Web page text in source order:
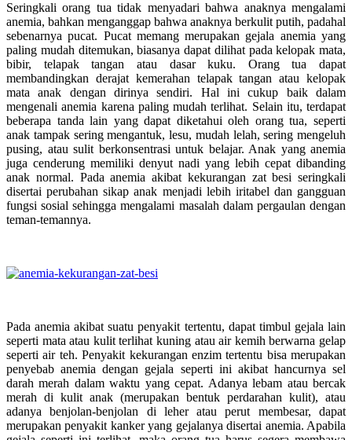
Seringkali orang tua tidak menyadari bahwa anaknya mengalami
anemia, bahkan menganggap bahwa anaknya berkulit putih, padahal
sebenarnya pucat. Pucat memang merupakan gejala anemia yang
paling mudah ditemukan, biasanya dapat dilihat pada kelopak mata,
bibir, telapak tangan atau dasar kuku. Orang tua dapat
membandingkan derajat kemerahan telapak tangan atau kelopak
mata anak dengan dirinya sendiri. Hal ini cukup baik dalam
mengenali anemia karena paling mudah terlihat. Selain itu, terdapat
beberapa tanda lain yang dapat diketahui oleh orang tua, seperti
anak tampak sering mengantuk, lesu, mudah lelah, sering mengeluh
pusing, atau sulit berkonsentrasi untuk belajar. Anak yang anemia
juga cenderung memiliki denyut nadi yang lebih cepat dibanding
anak normal. Pada anemia akibat kekurangan zat besi seringkali
disertai perubahan sikap anak menjadi lebih iritabel dan gangguan
fungsi sosial sehingga mengalami masalah dalam pergaulan dengan
teman-temannya.
Pada anemia akibat suatu penyakit tertentu, dapat timbul gejala lain
seperti mata atau kulit terlihat kuning atau air kemih berwarna gelap
seperti air teh. Penyakit kekurangan enzim tertentu bisa merupakan
penyebab anemia dengan gejala seperti ini akibat hancurnya sel
darah merah dalam waktu yang cepat. Adanya lebam atau bercak
merah di kulit anak (merupakan bentuk perdarahan kulit), atau
adanya benjolan-benjolan di leher atau perut membesar, dapat
merupakan penyakit kanker yang gejalanya disertai anemia. Apabila